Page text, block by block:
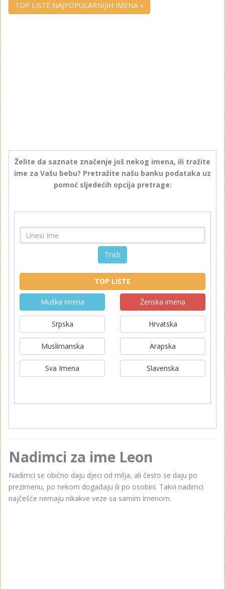
TOP LISTE NAJPOPULARNIJIH IMENA »
Želite da saznate značenje još nekog imena, ili tražite
ime za Vašu bebu? Pretražite našu banku podataka uz
pomoć sljedećih opcija pretrage:
Traži
TOP LISTE
Muška imena Ženska imena
Srpska Hrvatska
Muslimanska Arapska
Sva Imena Slavenska
Nadimci za ime Leon
Nadimci se obično daju djeci od milja, ali često se daju po
prezimenu, po nekom događaju ili po osobini. Takvi nadimci
najčešće nemaju nikakve veze sa samim imenom.